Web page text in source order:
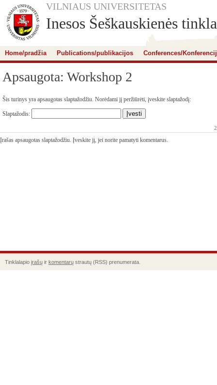
VILNIAUS UNIVERSITETAS
Inesos Šeškauskienės
Home/pradžia Publications/publikacijos Conferences/
Apsaugota: Workshop 2
Šis turinys yra apsaugotas slaptažodžiu. Norėdami jį peržiūrėti, įveskite slaptažodį:
Slaptažodis:
Įrašas apsaugotas slaptažodžiu. Įveskite jį, jei norite pamatyti komentarus.
Tinklalapio įrašų ir komentarų strautų (RSS) prenumerata.